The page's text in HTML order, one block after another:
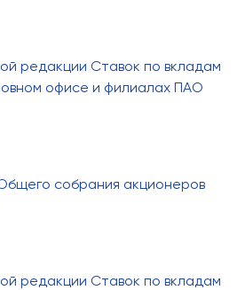
редакции Ставок по вкладам
офисе и филиалах ПАО
собрания акционеров
редакции Ставок по вкладам